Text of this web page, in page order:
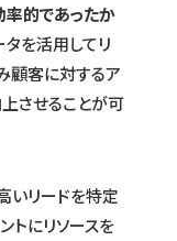
的であったか
タを活用してリ
顧客に対するア
させることが可
いリードを特定
トにリソースを